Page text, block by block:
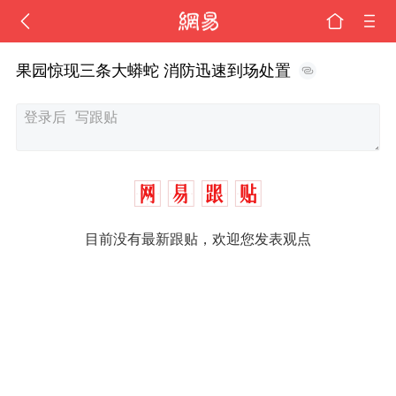
果园惊现三条大蟒蛇 消防迅速到场处置
目前没有最新跟贴，欢迎您发表观点